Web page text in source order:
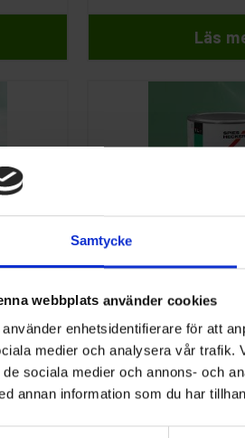
Samtycke
webbplats använder cookies
använder enhetsidentifierare för att
medier och analysera vår trafik.
de sociala medier och annons- och
annan information som du har
Läs
BILLACK 1K BAS
BRUTEN KULÖR
5 879 kr
Läs